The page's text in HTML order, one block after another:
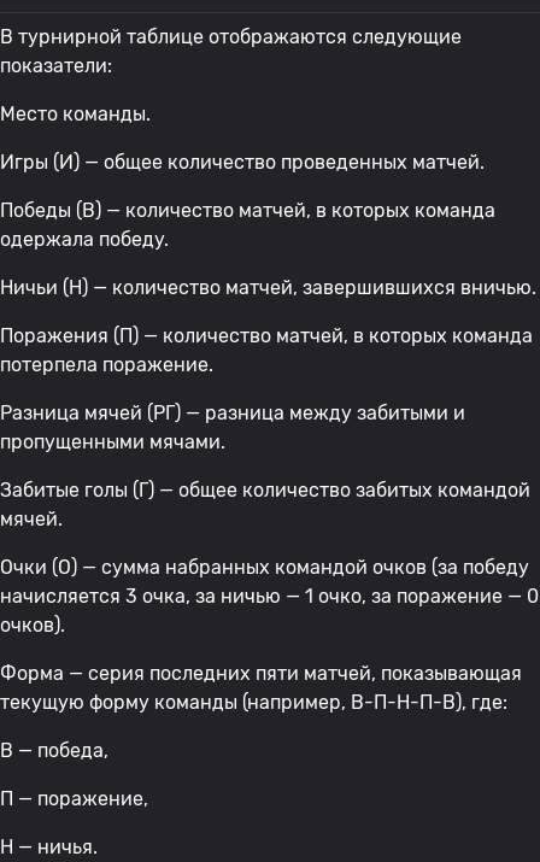
В турнирной таблице отображаются следующие
показатели:
Место команды.
Игры (И) — общее количество проведенных матчей.
Победы (В) — количество матчей, в которых команда
одержала победу.
Ничьи (Н) — количество матчей, завершившихся вничью.
Поражения (П) — количество матчей, в которых команда
потерпела поражение.
Разница мячей (РГ) — разница между забитыми и
пропущенными мячами.
Забитые голы (Г) — общее количество забитых командой
мячей.
Очки (О) — сумма набранных командой очков (за победу
начисляется 3 очка, за ничью — 1 очко, за поражение — 0
очков).
Форма — серия последних пяти матчей, показывающая
текущую форму команды (например, В-П-Н-П-В), где:
В — победа,
П — поражение,
Н — ничья.